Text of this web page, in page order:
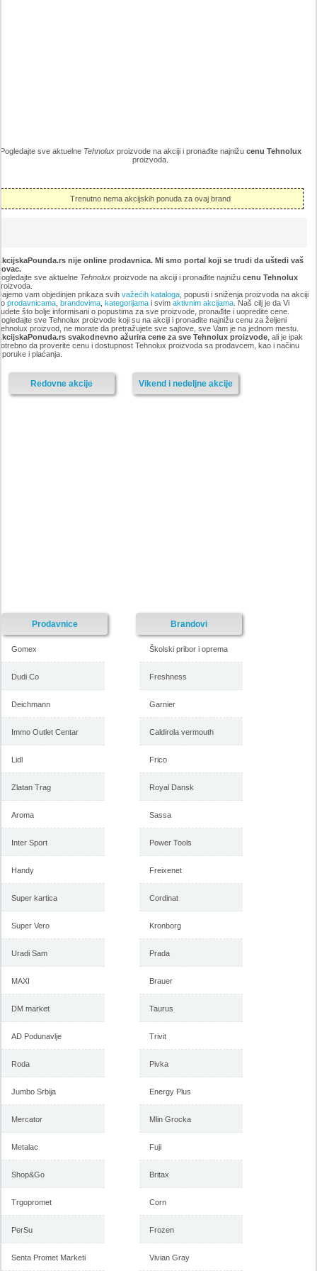
Pogledajte sve aktuelne Tehnoluxproizvode na akciji i pronađite najnižu cenu Tehnolux
proizvoda.
Trenutno nema akcijskih ponuda za ovaj brand
nije online prodavnica. Mi smo portal koji se trudi da uštedi vaš
sve aktuelne Tehnoluxproizvode na akciji i pronađite najnižu cenu Tehnolux
vam objedinjen prikaza svih važećih kataloga, popusti i sniženja proizvoda na akciji
prodavnicama, brandovima, kategorijamai svim aktivnim akcijama. Naš cilj je da Vi
što bolje informisani o popustima za sve proizvode, pronađite i uopredite cene.
sve Tehnolux proizvode koji su na akciji i pronađite najnižu cenu za željeni
proizvod, ne morate da pretražujete sve sajtove, sve Vam je na jednom mestu.
svakodnevno ažurira cene za sve Tehnolux proizvode, ali je ipak
da proverite cenu i dostupnost Tehnolux proizvoda sa prodavcem, kao i načinu
i plaćanja.
Vikend i nedeljne akcije
Redovne akcije
Prodavnice
Gomex
Dudi Co
Deichmann
Immo Outlet Centar
Lidl
Zlatan Trag
Aroma
Inter Sport
Handy
Super kartica
Super Vero
Uradi Sam
MAXI
DM market
AD Podunavlje
Roda
Jumbo Srbija
Mercator
Metalac
Shop&Go
Trgopromet
PerSu
Senta Promet Marketi
Brandovi
Školski pribor i oprema
Freshness
Garnier
Caldirola vermouth
Frico
Royal Dansk
Sassa
Power Tools
Freixenet
Cordinat
Kronborg
Prada
Brauer
Taurus
Trivit
Pivka
Energy Plus
Mlin Grocka
Fuji
Britax
Corn
Frozen
Vivian Gray